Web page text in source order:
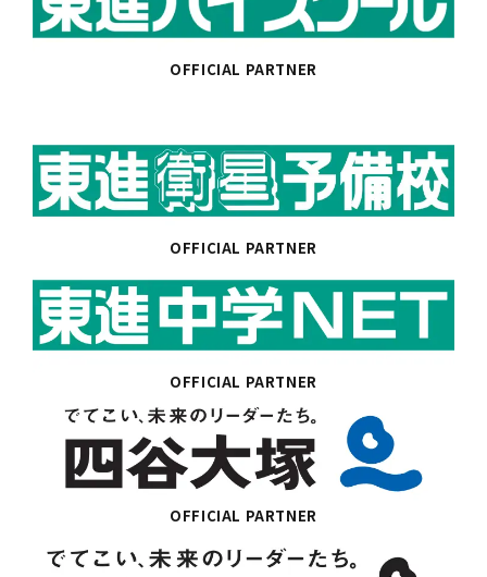
OFFICIAL PARTNER
OFFICIAL PARTNER
OFFICIAL PARTNER
OFFICIAL PARTNER